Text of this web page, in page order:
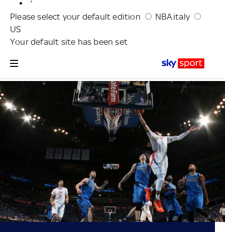
Please select your default edition
NBA.italy
US
Your default site has been set